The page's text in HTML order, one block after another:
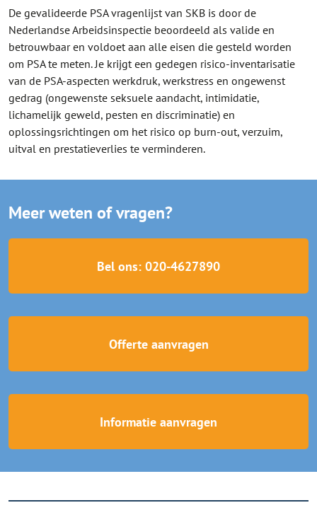
De gevalideerde PSA vragenlijst van SKB is door de
Nederlandse Arbeidsinspectie beoordeeld als valide en
betrouwbaar en voldoet aan alle eisen die gesteld worden
om PSA te meten. Je krijgt een gedegen risico-inventarisatie
van de PSA-aspecten werkdruk, werkstress en ongewenst
gedrag (ongewenste seksuele aandacht, intimidatie,
lichamelijk geweld, pesten en discriminatie) en
oplossingsrichtingen om het risico op burn-out, verzuim,
uitval en prestatieverlies te verminderen.
Meer weten of vragen?
Bel ons: 020-4627890
Offerte aanvragen
Informatie aanvragen